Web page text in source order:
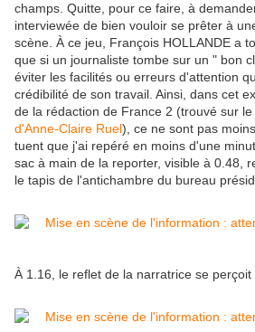
champs. Quitte, pour ce faire, à
interviewée de bien vouloir se prêter à
scène. À ce jeu, François HOLLANDE a
que si un journaliste tombe sur un " bon
éviter les facilités ou erreurs d'attention
crédibilité de son travail. Ainsi, dans cet
de la rédaction de France 2 (trouvé sur
d'Anne-Claire Ruel), ce ne sont pas
tuent que j'ai repéré en moins d'une
sac à main de la reporter, visible à 0.48,
le tapis de l'antichambre du bureau
À 1.16, le reflet de la narratrice se perçoit